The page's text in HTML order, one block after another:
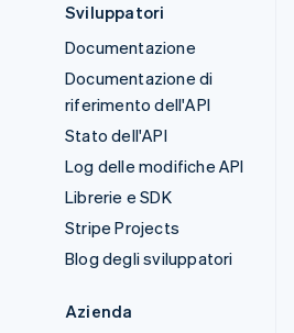
Sviluppatori
Documentazione
Documentazione di
riferimento dell'API
Stato dell'API
Log delle modifiche API
Librerie e SDK
Stripe Projects
Blog degli sviluppatori
Azienda